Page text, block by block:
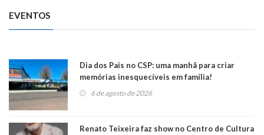
EVENTOS
Dia dos Pais no CSP: uma manhã para criar
memórias inesquecíveis em família!
6 de agosto de 2026
Renato Teixeira faz show no Centro de Cultura